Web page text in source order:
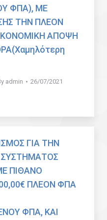
ΦΠΑ), ΜΕ
ΤΗΝ ΠΛΕΟΝ
ΑΠΟΨΗ
admin 26/07/2021
ΓΙΑ ΤΗΝ
ΣΥΣΤΗΜΑΤΟΣ
ΠΙΘΑΝΟ
ΠΛΕΟΝ ΦΠΑ
ΦΠΑ, ΚΑΙ